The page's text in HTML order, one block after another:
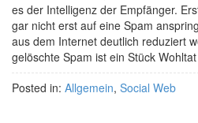
es der Intelligenz der Empfänger.
gar nicht erst auf eine Spam
aus dem Internet deutlich reduziert
gelöschte Spam ist ein Stück
Posted in: Allgemein, Social Web